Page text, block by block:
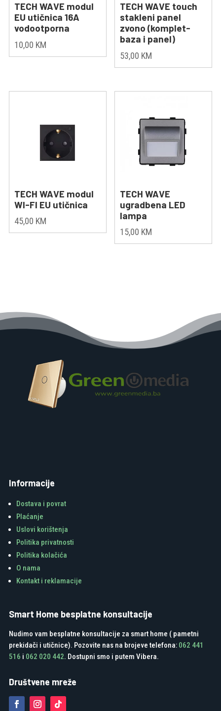
TECH WAVE modul
EU utičnica 16A
vodootporna
10,00 KM
TECH WAVE touch
stakleni panel
zvono (komplet-
baza i panel)
53,00 KM
TECH WAVE modul
WI-FI EU utičnica
45,00 KM
TECH WAVE
ugradbena LED
lampa
15,00 KM
Informacije
Dostava i povrat
Plaćanje
Uslovi korištenja
Politika privatnosti
Politika kolačića
O nama
Kontakt i reklamacije
Smart Home besplatne konsultacije
Nudimo vam besplatne konsultacije za smart home ( pametni
prekidači i utičnice). Pozovite nas na brojeve telefona: 062 441
516 i 062 020 442. Dostupni smo i putem Vibera.
Društvene mreže